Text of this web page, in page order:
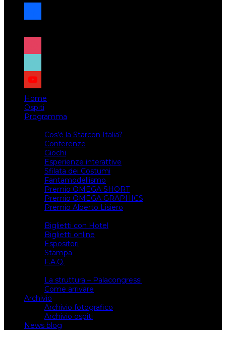
facebook
x
instagram
tiktok
youtube
Home
Ospiti
Programma
Cos’è la Starcon Italia?
Conferenze
Giochi
Esperienze interattive
Sfilata dei Costumi
Fantamodellismo
Premio OMEGA SHORT
Premio OMEGA GRAPHICS
Premio Alberto Lisiero
Biglietti con Hotel
Biglietti online
Espositori
Stampa
F.A.Q.
La struttura – Palacongressi
Come arrivare
Archivio
Archivio fotografico
Archivio ospiti
News blog